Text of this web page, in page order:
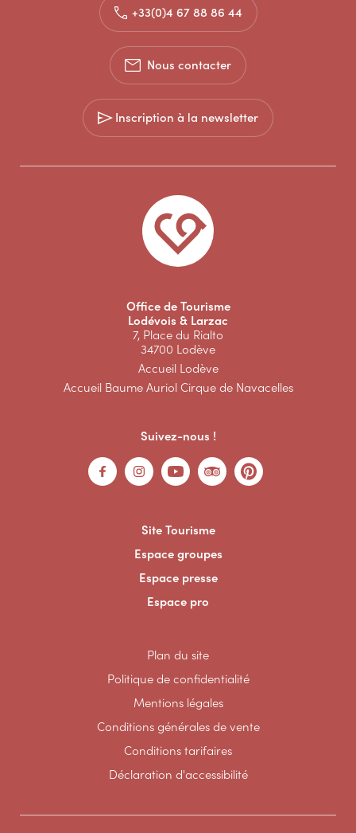
+33(0)4 67 88 86 44
Nous contacter
Inscription à la newsletter
Office de Tourisme
Lodévois & Larzac
7, Place du Rialto
34700 Lodève
Accueil Lodève
Accueil Baume Auriol Cirque de Navacelles
Suivez-nous !
Site Tourisme
Espace groupes
Espace presse
Espace pro
Plan du site
Politique de confidentialité
Mentions légales
Conditions générales de vente
Conditions tarifaires
Déclaration d'accessibilité